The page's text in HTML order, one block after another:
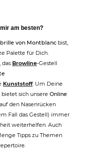
am besten?
von Montblanc bist,
Palette für Dich.
das Browline-Gestell
Kunststoff. Um Deine
sich unsere Online
den Nasenrücken
Fall das Gestell) immer
weiterhelfen. Auch
Tipps zu Themen